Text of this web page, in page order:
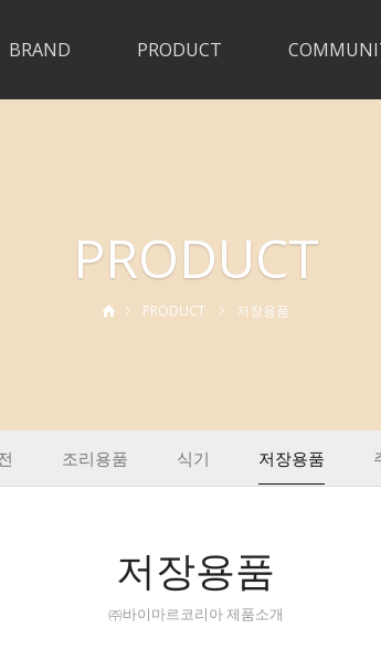
BRAND PRODUCT
PRODUCT
PRODUCT 저장용품
조리용품 식기 저장용품
저장용품
㈜바이마르코리아 제품소개